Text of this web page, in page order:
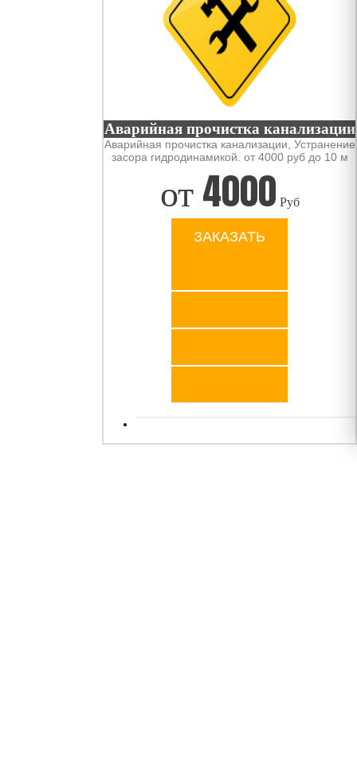
Аварийная прочистка канализации
Аварийная прочистка канализации, Устранение
засора гидродинамикой. от 4000 руб до 10 м
от4000 Руб
ЗАКАЗАТЬ